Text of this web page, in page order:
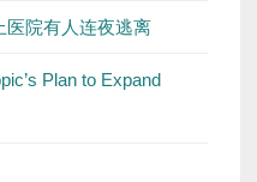
医院有人连夜逃离
Plan to Expand